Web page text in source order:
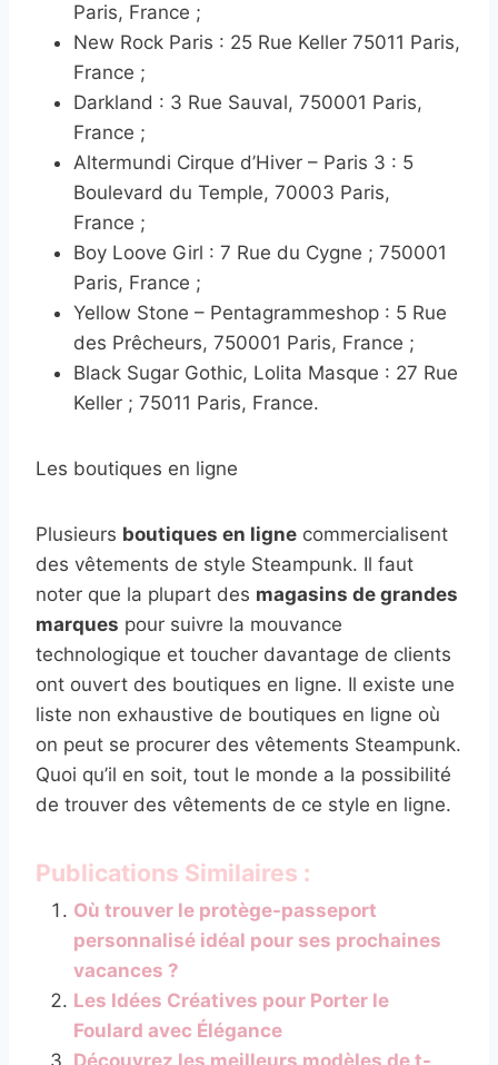
Paris, France ;
New Rock Paris : 25 Rue Keller 75011 Paris,
France ;
Darkland : 3 Rue Sauval, 750001 Paris,
France ;
Altermundi Cirque d’Hiver – Paris 3 : 5
Boulevard du Temple, 70003 Paris,
France ;
Boy Loove Girl : 7 Rue du Cygne ; 750001
Paris, France ;
Yellow Stone – Pentagrammeshop : 5 Rue
des Prêcheurs, 750001 Paris, France ;
Black Sugar Gothic, Lolita Masque : 27 Rue
Keller ; 75011 Paris, France.
Les boutiques en ligne
Plusieurs boutiques en ligne commercialisent
des vêtements de style Steampunk. Il faut
noter que la plupart des magasins de grandes
marques pour suivre la mouvance
technologique et toucher davantage de clients
ont ouvert des boutiques en ligne. Il existe une
liste non exhaustive de boutiques en ligne où
on peut se procurer des vêtements Steampunk.
Quoi qu’il en soit, tout le monde a la possibilité
de trouver des vêtements de ce style en ligne.
Publications Similaires :
Où trouver le protège-passeport
personnalisé idéal pour ses prochaines
vacances ?
Les Idées Créatives pour Porter le
Foulard avec Élégance
Découvrez les meilleurs modèles de t-